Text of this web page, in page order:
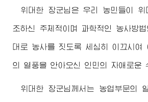
위대한 장군님 은 우리 농민들이 위
조하신 주체적이며 과학적인 농사방
대로 농사를 짓도록 세심히 이끄시여
의 열풍을 안아오신 인민의 자애로운
위대한 장군님께서는 농업부문의